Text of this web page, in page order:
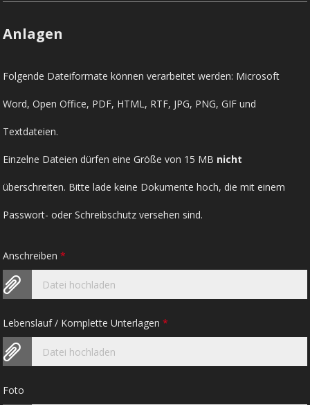
Anlagen
Folgende Dateiformate können verarbeitet werden: Microsoft
Word, Open Office, PDF, HTML, RTF, JPG, PNG, GIF und
Textdateien.
Einzelne Dateien dürfen eine Größe von 15 MB nicht
überschreiten. Bitte lade keine Dokumente hoch, die mit einem
Passwort- oder Schreibschutz versehen sind.
Anschreiben*
Datei hochladen
Lebenslauf / Komplette Unterlagen*
Datei hochladen
Foto